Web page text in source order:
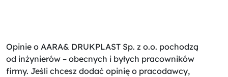
Opinie o AARA& DRUKPLAST Sp. z o.o. pochodzą
od inżynierów – obecnych i byłych pracowników
firmy. Jeśli chcesz dodać opinię o pracodawcy,